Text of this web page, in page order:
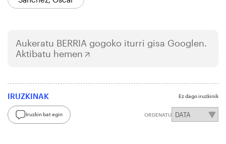
Aukeratu BERRIA gogoko iturri gisa Googlen.
Aktibatu hemen
IRUZKINAK Ez dago iruzkinik
Iruzkin bat egin ORDENATU